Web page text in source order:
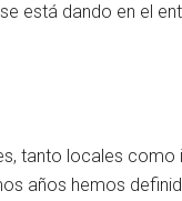
está dando en el
tanto locales
años hemos